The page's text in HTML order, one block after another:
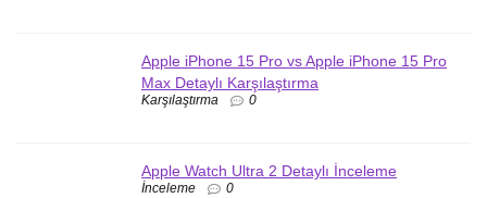
Apple iPhone 15 Pro vs Apple iPhone 15 Pro
Max Detaylı Karşılaştırma
Karşılaştırma 0
Apple Watch Ultra 2 Detaylı İnceleme
İnceleme 0